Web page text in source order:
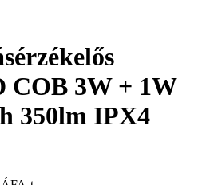
COB 3W + 1W
350lm IPX4